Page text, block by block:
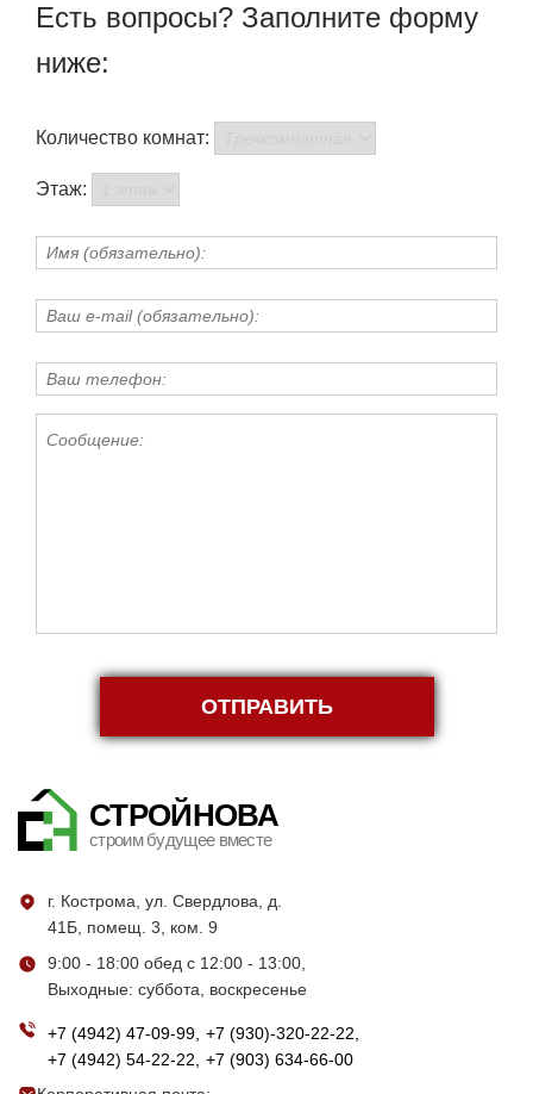
Есть вопросы? Заполните форму
ниже:
Количество комнат:
Этаж:
ОТПРАВИТЬ
СТРОЙНОВА
строим будущее вместе
г. Кострома, ул. Свердлова, д.
41Б, помещ. 3, ком. 9
9:00 - 18:00 обед с 12:00 - 13:00,
Выходные: суббота, воскресенье
+7 (4942) 47-09-99 +7 (930)-320-22-22
+7 (4942) 54-22-22
+7 (903) 634-66-00